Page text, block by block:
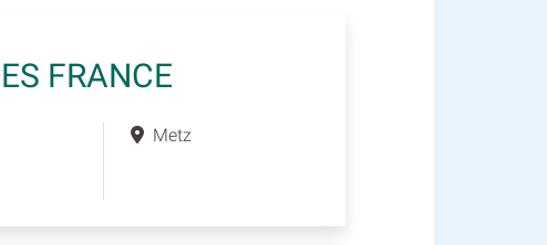
FRANCE
Metz